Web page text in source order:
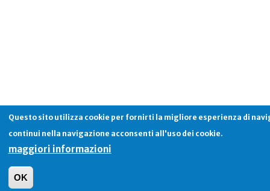
Questo sito utilizza cookie per fornirti la migliore esperienza di
continui nella navigazione acconsenti all'uso dei cookie.
maggiori informazioni
OK